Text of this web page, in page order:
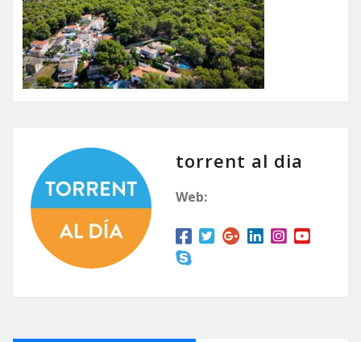
torrent al dia
Web: